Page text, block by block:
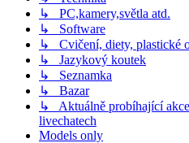
↳ PC,kamery,světla atd.
↳ Software
↳ Cvičení, diety, plastické
↳ Jazykový koutek
↳ Seznamka
↳ Bazar
↳ Aktuálně probíhající
livechatech
Models only